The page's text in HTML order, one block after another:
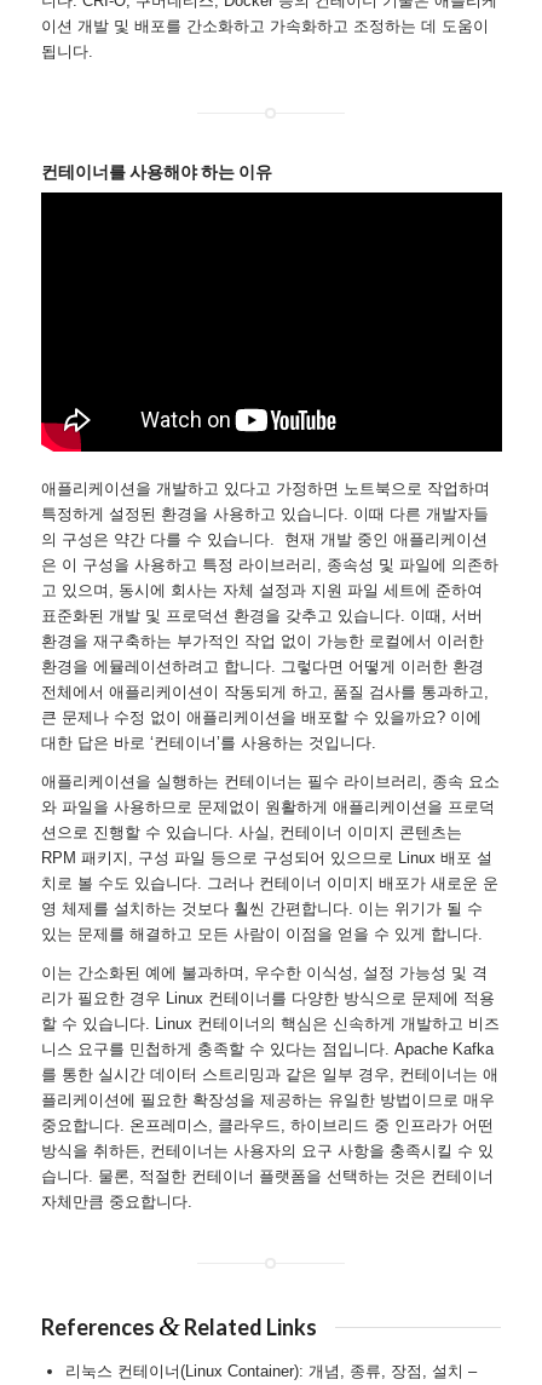
이션 개발 및 배포를 간소화하고 가속화하고 조정하는 데 도움이
됩니다.
컨테이너를 사용해야 하는 이유
애플리케이션을 개발하고 있다고 가정하면 노트북으로 작업하며
특정하게 설정된 환경을 사용하고 있습니다. 이때 다른 개발자들
의 구성은 약간 다를 수 있습니다. 현재 개발 중인 애플리케이션
은 이 구성을 사용하고 특정 라이브러리, 종속성 및 파일에 의존하
고 있으며, 동시에 회사는 자체 설정과 지원 파일 세트에 준하여
표준화된 개발 및 프로덕션 환경을 갖추고 있습니다. 이때, 서버
환경을 재구축하는 부가적인 작업 없이 가능한 로컬에서 이러한
환경을 에뮬레이션하려고 합니다. 그렇다면 어떻게 이러한 환경
전체에서 애플리케이션이 작동되게 하고, 품질 검사를 통과하고,
큰 문제나 수정 없이 애플리케이션을 배포할 수 있을까요? 이에
대한 답은 바로 ‘컨테이너’를 사용하는 것입니다.
애플리케이션을 실행하는 컨테이너는 필수 라이브러리, 종속 요소
와 파일을 사용하므로 문제없이 원활하게 애플리케이션을 프로덕
션으로 진행할 수 있습니다. 사실, 컨테이너 이미지 콘텐츠는
RPM 패키지, 구성 파일 등으로 구성되어 있으므로 Linux 배포 설
치로 볼 수도 있습니다. 그러나 컨테이너 이미지 배포가 새로운 운
영 체제를 설치하는 것보다 훨씬 간편합니다. 이는 위기가 될 수
있는 문제를 해결하고 모든 사람이 이점을 얻을 수 있게 합니다.
이는 간소화된 예에 불과하며, 우수한 이식성, 설정 가능성 및 격
리가 필요한 경우 Linux 컨테이너를 다양한 방식으로 문제에 적용
할 수 있습니다. Linux 컨테이너의 핵심은 신속하게 개발하고 비즈
니스 요구를 민첩하게 충족할 수 있다는 점입니다. Apache Kafka
를 통한 실시간 데이터 스트리밍과 같은 일부 경우, 컨테이너는 애
플리케이션에 필요한 확장성을 제공하는 유일한 방법이므로 매우
중요합니다. 온프레미스, 클라우드, 하이브리드 중 인프라가 어떤
방식을 취하든, 컨테이너는 사용자의 요구 사항을 충족시킬 수 있
습니다. 물론, 적절한 컨테이너 플랫폼을 선택하는 것은 컨테이너
자체만큼 중요합니다.
References &Related Links
리눅스 컨테이너(Linux Container): 개념, 종류, 장점, 설치 –